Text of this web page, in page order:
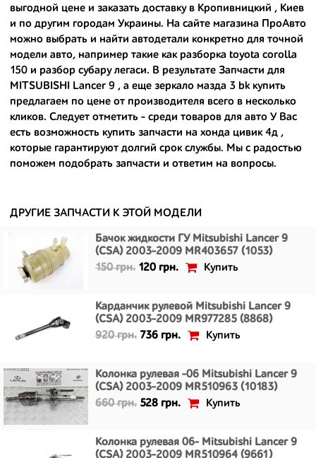
разборку как надежного и проверенного продавца. Если вам
требуется приобрести оптовую партию деталей для японских
автомобилей, то консультанты нашего интернет-магазина
подберут вам товар и укомплектуют партию. Также мы поможем с
правильным выбором по каталогу автозапчастей.
Купить комплектующие для авто с разборки – хорошее решение.
Ведь наши запчасти:
- доступные по цене;
- сняты только с автомобилей, которые ездили по превосходным
европейским и японским дорогам;
долго прослужат вам.
выгодной цене и заказать доставку в Кропивницкий , Киев
и по другим городам Украины. На сайте магазина ПроАвто
можно выбрать и найти автодетали конкретно для точной
модели авто, например такие как разборка toyota corolla
150 и разбор субару легаси. В результате Запчасти для
MITSUBISHI Lancer 9 , а еще зеркало мазда 3 bk купить
предлагаем по цене от производителя всего в несколько
кликов. Следует отметить - среди товаров для авто У Вас
есть возможность купить запчасти на хонда цивик 4д ,
которые гарантируют долгий срок службы. Мы с радостью
поможем подобрать запчасти и ответим на вопросы.
ДРУГИЕ ЗАПЧАСТИ К ЭТОЙ МОДЕЛИ
Бачок жидкости ГУ Mitsubishi Lancer 9
(CSA) 2003-2009 MR403657 (1053)
150 грн. 120 грн. Купить
Карданчик рулевой Mitsubishi Lancer 9
(CSA) 2003-2009 MR977285 (8868)
920 грн. 736 грн. Купить
Колонка рулевая -06 Mitsubishi Lancer 9
(CSA) 2003-2009 MR510963 (10183)
660 грн. 528 грн. Купить
Колонка рулевая 06- Mitsubishi Lancer 9
(CSA) 2003-2009 MR510964 (9661)